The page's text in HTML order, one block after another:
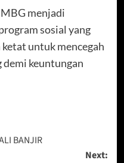
menjadi
sosial yang
untuk mencegah
demi keuntungan
BANJIR
Next: